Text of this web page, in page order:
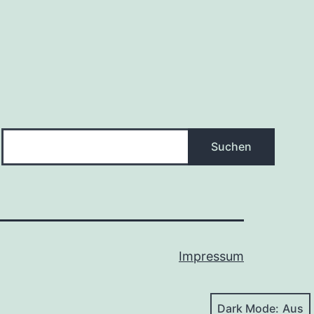
Suchen
Impressum
Dark Mode: